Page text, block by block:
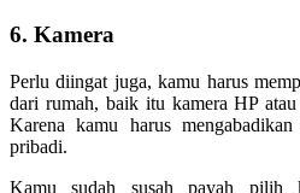
6. Kamera
Perlu diingat juga, kamu harus
dari rumah, baik itu kamera HP
Karena kamu harus
pribadi.
Kamu sudah susah payah pilih